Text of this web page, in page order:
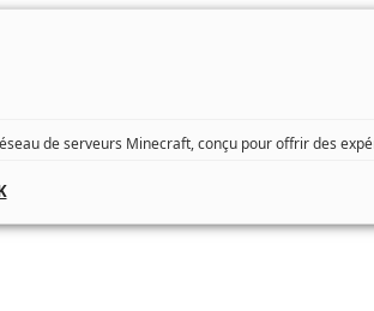
de serveurs Minecraft, conçu pour offrir des